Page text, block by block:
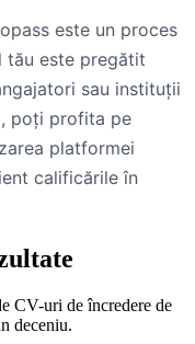
este un proces
tău este pregătit
sau instituții
poți profita pe
platformei
calificările în
CV-uri de încredere de
deceniu.